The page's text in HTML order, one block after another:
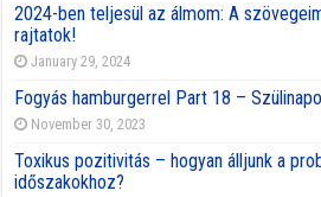
2024-ben teljesül az álmom: A
rajtatok!
January 29, 2024
Fogyás hamburgerrel Part 18 –
November 30, 2023
Toxikus pozitivitás – hogyan álljunk a
időszakokhoz?